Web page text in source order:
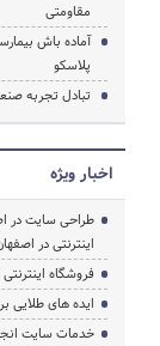
مقاومتی
آماده باش
پلاسکو
تبادل تجربه
اخبار ویژه
طراحی سایت در
اینترنتی در
فروشگاه
ایده های طلایی
خدمات سایت